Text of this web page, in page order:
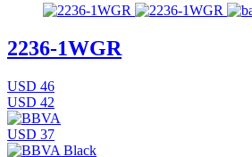
2236-1WGR
USD 46
USD 42
USD 37